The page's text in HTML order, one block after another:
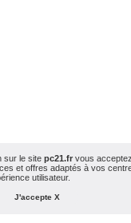
sur le sitepc21.fr vous
et offres adaptés à vos
utilisateur.
J'accepte X